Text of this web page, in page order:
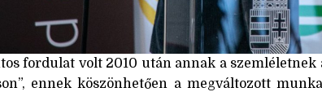
fordulat volt 2010 után annak a szemléletnek
ennek köszönhetően a megváltozott